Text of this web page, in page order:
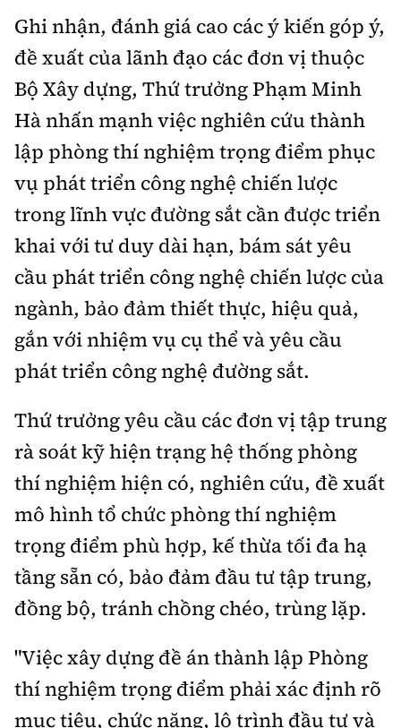
Ghi nhận, đánh giá cao các ý kiến góp ý,
đề xuất của lãnh đạo các đơn vị thuộc
Bộ Xây dựng, Thứ trưởng Phạm Minh
Hà nhấn mạnh việc nghiên cứu thành
lập phòng thí nghiệm trọng điểm phục
vụ phát triển công nghệ chiến lược
trong lĩnh vực đường sắt cần được triển
khai với tư duy dài hạn, bám sát yêu
cầu phát triển công nghệ chiến lược của
ngành, bảo đảm thiết thực, hiệu quả,
gắn với nhiệm vụ cụ thể và yêu cầu
phát triển công nghệ đường sắt.
Thứ trưởng yêu cầu các đơn vị tập trung
rà soát kỹ hiện trạng hệ thống phòng
thí nghiệm hiện có, nghiên cứu, đề xuất
mô hình tổ chức phòng thí nghiệm
trọng điểm phù hợp, kế thừa tối đa hạ
tầng sẵn có, bảo đảm đầu tư tập trung,
đồng bộ, tránh chồng chéo, trùng lặp.
"Việc xây dựng đề án thành lập Phòng
thí nghiệm trọng điểm phải xác định rõ
mục tiêu, chức năng, lộ trình đầu tư và